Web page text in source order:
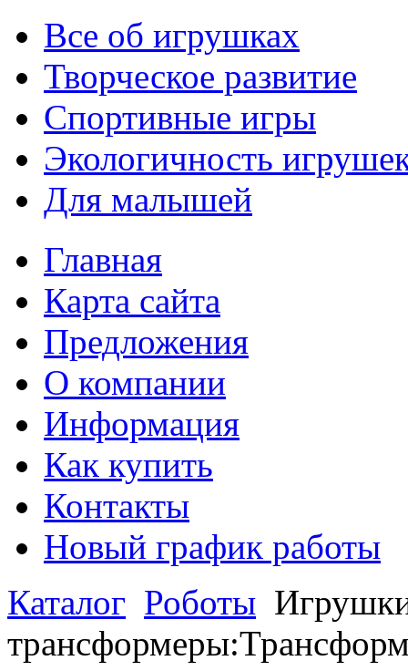
Все об игрушках
Творческое развитие
Спортивные игры
Экологичность
Для малышей
Главная
Карта сайта
Предложения
О компании
Информация
Как купить
Контакты
Новый график работы
Каталог Роботы